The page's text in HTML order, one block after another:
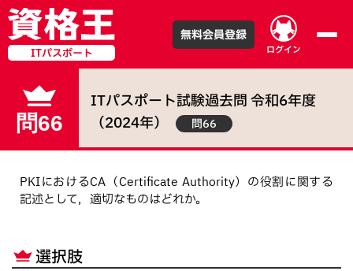
ITパスポート ログイン
無料会員登録
問66
ITパスポート試験過去問令和6年度
（2024年） 問66
PKIにおけるCA（Certificate Authority）の役割に関する
記述として，適切なものはどれか。
選択肢